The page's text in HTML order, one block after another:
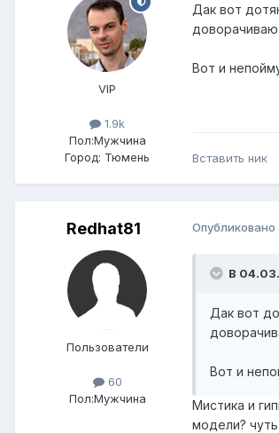
VIP
1.9k
Пол:Мужчина
Город: Тюмень
Дак вот
Вот и
Вставить ник
Redhat81
Пользователи
60
Пол:Мужчина
Опубликовано
В
Дак вот
Вот и
Мистика и
модели?